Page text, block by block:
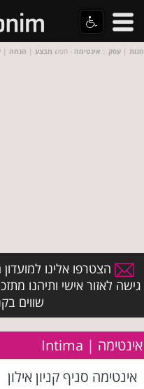
חנות | עסק :: אינטימה - חפש מבצע | הנחה |
הצטרפו אלינו
גישה לאזור אישי ותיהנו
שווים
אינטימה | Intima
אינטימה סניף קניון אילון